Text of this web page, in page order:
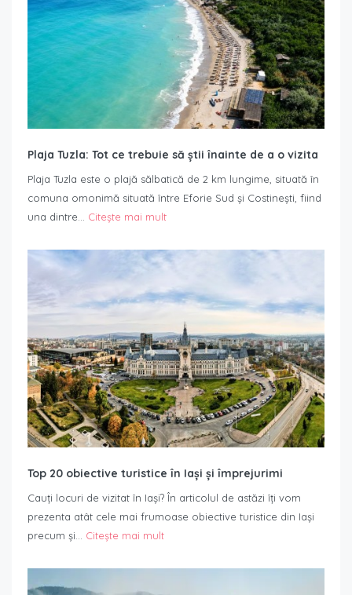
Plaja Tuzla: Tot ce trebuie să știi înainte de a o vizita
Plaja Tuzla este o plajă sălbatică de 2 km lungime, situată în
comuna omonimă situată între Eforie Sud și Costinești, fiind
una dintre… Citește mai mult
Top 20 obiective turistice în Iași și împrejurimi
Cauți locuri de vizitat în Iași? În articolul de astăzi îți vom
prezenta atât cele mai frumoase obiective turistice din Iași
precum și… Citește mai mult